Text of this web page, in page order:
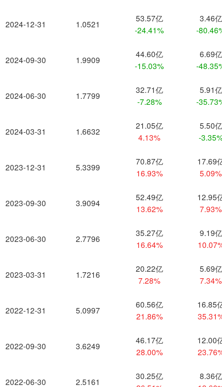
2024-12-31
2024-09-30
2024-06-30
2024-03-31
2023-12-31
2023-09-30
2023-06-30
2023-03-31
2022-12-31
2022-09-30
2022-06-30
1.0521
53.57亿
-24.41%
3.46亿
-
1.9909
44.60亿
-15.03%
6.69亿
-
1.7799
32.71亿
-7.28%
5.91亿
-
1.6632
21.05亿
4.13%
5.50亿
-
5.3399
70.87亿
16.93%
17.69
5.09%
3.9094
52.49亿
13.62%
12.95
7.93%
2.7796
35.27亿
16.64%
9.19亿
1.7216
20.22亿
7.28%
5.69亿
7.34%
5.0997
60.56亿
21.86%
16.85
3.6249
46.17亿
28.00%
12.00
2.5161
30.25亿
8.36亿